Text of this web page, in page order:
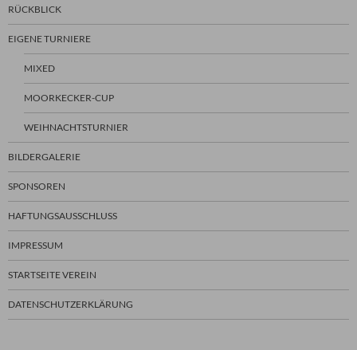
RÜCKBLICK
EIGENE TURNIERE
MIXED
MOORKECKER-CUP
WEIHNACHTSTURNIER
BILDERGALERIE
SPONSOREN
HAFTUNGSAUSSCHLUSS
IMPRESSUM
STARTSEITE VEREIN
DATENSCHUTZERKLÄRUNG